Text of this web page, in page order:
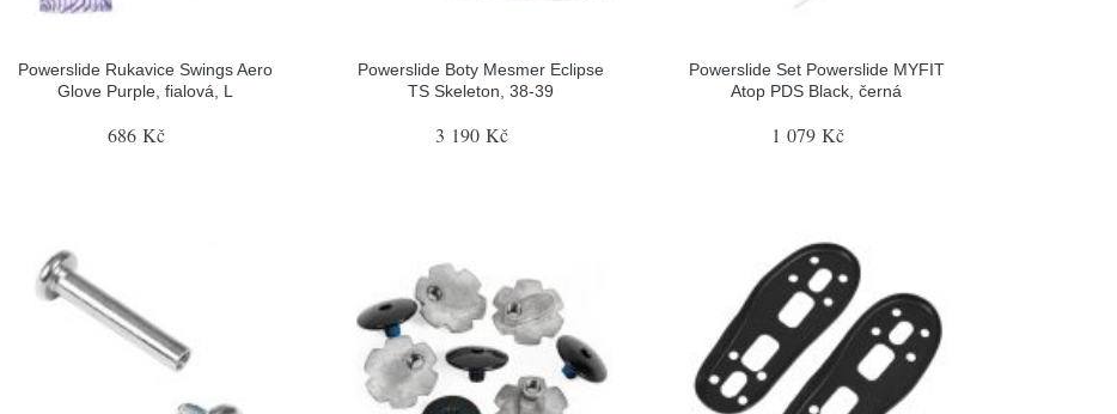
Powerslide Rukavice Swings Aero
Glove Purple, fialová, L
686 Kč
Powerslide Boty Mesmer Eclipse
TS Skeleton, 38-39
3 190 Kč
Powerslide Set Powerslide MYFIT
Atop PDS Black, černá
1 079 Kč